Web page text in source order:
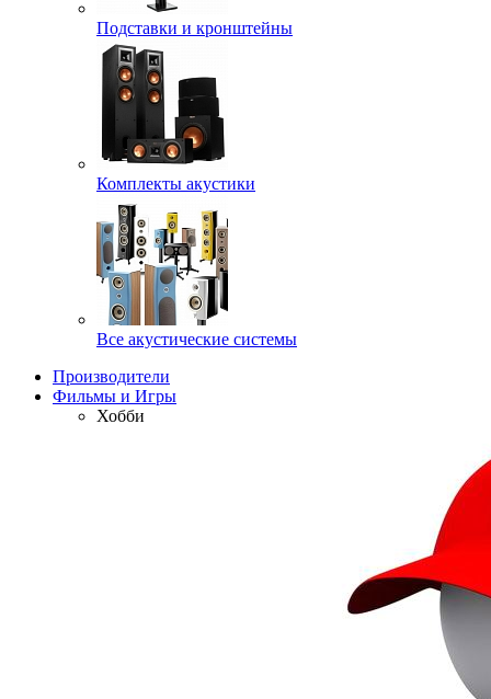
Подставки и кронштейны
Комплекты акустики
Все акустические системы
Производители
Фильмы и Игры
Хобби